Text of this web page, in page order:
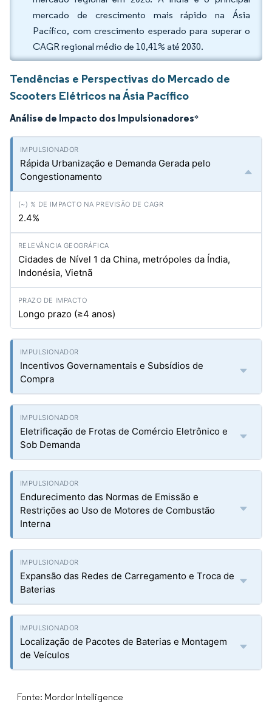
mercado de crescimento mais rápido na Ásia
Pacífico, com crescimento esperado para superar o
CAGR regional médio de 10,41% até 2030.
Tendências e Perspectivas do Mercado de
Scooters Elétricos na Ásia Pacífico
Análise de Impacto dos Impulsionadores*
Rápida Urbanização e Demanda Gerada pelo
Congestionamento
2.4%
Cidades de Nível 1 da China, metrópoles da Índia,
Indonésia, Vietnã
Longo prazo (≥4 anos)
Incentivos Governamentais e Subsídios de
Compra
Eletrificação de Frotas de Comércio Eletrônico e
Sob Demanda
Endurecimento das Normas de Emissão e
Restrições ao Uso de Motores de Combustão
Interna
Expansão das Redes de Carregamento e Troca de
Baterias
Localização de Pacotes de Baterias e Montagem
de Veículos
Fonte: Mordor Intelligence